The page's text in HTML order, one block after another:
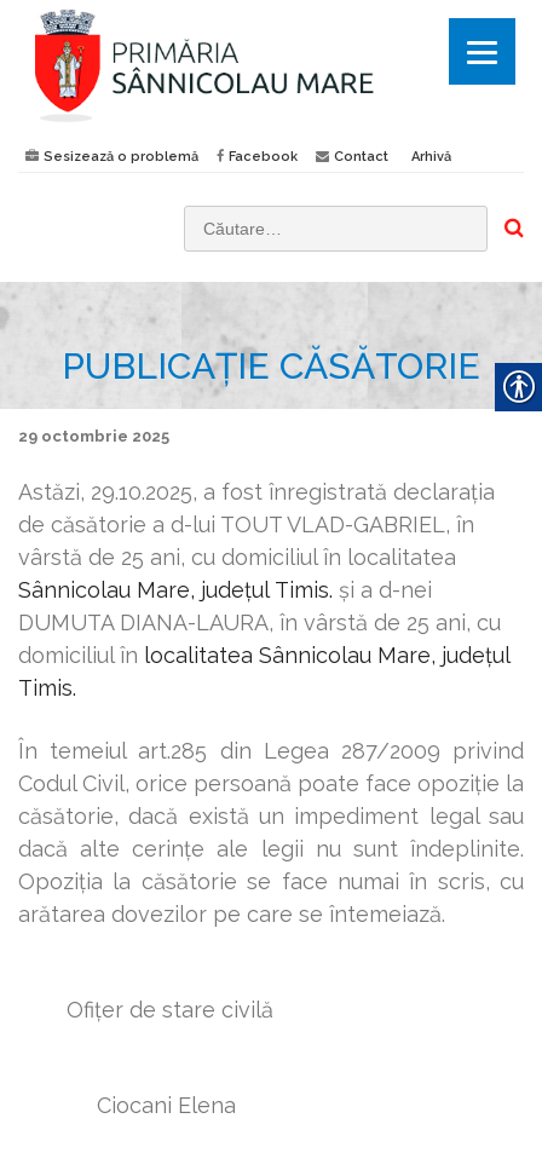
Sesizează o problemă Facebook Contact Arhivă
ă
:
PUBLICAȚIE CĂSĂTORIE
29 octombrie 2025
Astăzi, 29.10.2025, a fost înregistrată declaraţia
de căsătorie a d-lui TOUT VLAD-GABRIEL, în
vârstă de 25 ani, cu domiciliul în localitatea
Sânnicolau Mare, județul Timis. şi a d-nei
DUMUTA DIANA-LAURA, în vârstă de 25 ani, cu
domiciliul în localitatea Sânnicolau Mare, județul
Timis.
În temeiul art.285 din Legea 287/2009 privind
Codul Civil, orice persoană poate face opoziţie la
căsătorie, dacă există un impediment legal sau
dacă alte cerinţe ale legii nu sunt îndeplinite.
Opoziţia la căsătorie se face numai în scris, cu
arătarea dovezilor pe care se întemeiază.
Ofiţer de stare civilă
Ciocani Elena